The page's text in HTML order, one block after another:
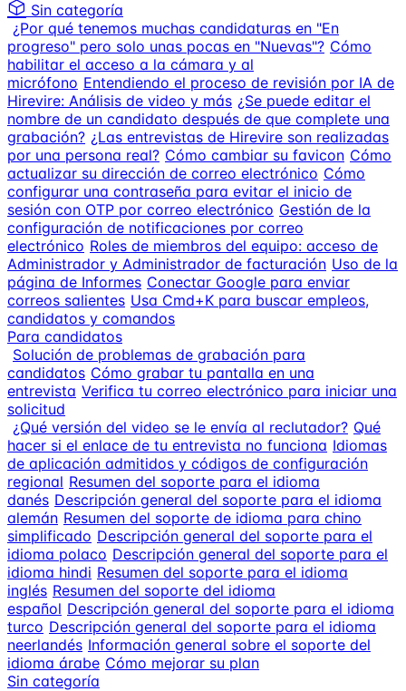
Sin categoría
¿Por qué tenemos muchas candidaturas en "En
progreso" pero solo unas pocas en "Nuevas"? Cómo
habilitar el acceso a la cámara y al
micrófono Entendiendo el proceso de revisión por IA de
Hirevire: Análisis de video y más ¿Se puede editar el
nombre de un candidato después de que complete una
grabación? ¿Las entrevistas de Hirevire son realizadas
por una persona real? Cómo cambiar su favicon Cómo
actualizar su dirección de correo electrónico Cómo
configurar una contraseña para evitar el inicio de
sesión con OTP por correo electrónico Gestión de la
configuración de notificaciones por correo
electrónico Roles de miembros del equipo: acceso de
Administrador y Administrador de facturación Uso de la
página de Informes Conectar Google para enviar
correos salientes Usa Cmd+K para buscar empleos,
candidatos y comandos
Para candidatos
Solución de problemas de grabación para
candidatos Cómo grabar tu pantalla en una
entrevista Verifica tu correo electrónico para iniciar una
solicitud
¿Qué versión del video se le envía al reclutador? Qué
hacer si el enlace de tu entrevista no funciona Idiomas
de aplicación admitidos y códigos de configuración
regional Resumen del soporte para el idioma
danés Descripción general del soporte para el idioma
alemán Resumen del soporte de idioma para chino
simplificado Descripción general del soporte para el
idioma polaco Descripción general del soporte para el
idioma hindi Resumen del soporte para el idioma
inglés Resumen del soporte del idioma
español Descripción general del soporte para el idioma
turco Descripción general del soporte para el idioma
neerlandés Información general sobre el soporte del
idioma árabe Cómo mejorar su plan
Sin categoría